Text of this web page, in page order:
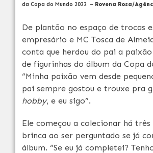
da Copa do Mundo 2022 – Rovena Rosa/
De plantão no espaço de trocas
empresário e MC Tosca de
conta que herdou do pai a
de figurinhas do álbum da Copa
“Minha paixão vem desde
pai sempre gostou e trouxe pra
hobby, e eu sigo”.
Ele começou a colecionar há três
brinca ao ser perguntado se já
álbum. “Se eu já completei?